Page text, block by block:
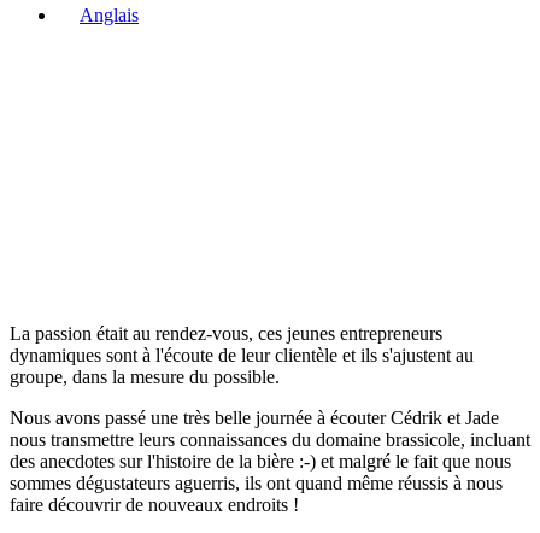
Anglais
La passion était au rendez-vous, ces jeunes entrepreneurs
dynamiques sont à l'écoute de leur clientèle et ils s'ajustent au
groupe, dans la mesure du possible.
Nous avons passé une très belle journée à écouter Cédrik et Jade
nous transmettre leurs connaissances du domaine brassicole, incluant
des anecdotes sur l'histoire de la bière :-) et malgré le fait que nous
sommes dégustateurs aguerris, ils ont quand même réussis à nous
faire découvrir de nouveaux endroits !